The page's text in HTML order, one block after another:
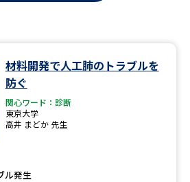
から請求
大学院の資料請求
材料開発で人工肺のトラブルを
防ぐ
関心ワード：診断
東京大学
高井 まどか 先生
ル発生